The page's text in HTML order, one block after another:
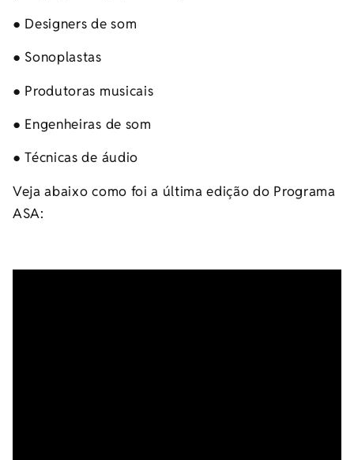
● Designers de som
● Sonoplastas
● Produtoras musicais
● Engenheiras de som
● Técnicas de áudio
Veja abaixo como foi a última edição do Programa
ASA: